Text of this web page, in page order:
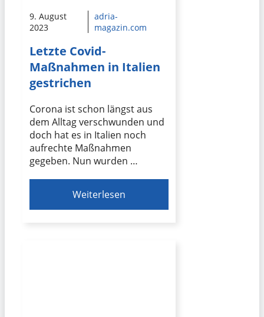
9. August
2023
adria-
magazin.com
Letzte Covid-
Maßnahmen in Italien
gestrichen
Corona ist schon längst aus
dem Alltag verschwunden und
doch hat es in Italien noch
aufrechte Maßnahmen
gegeben. Nun wurden …
Weiterlesen